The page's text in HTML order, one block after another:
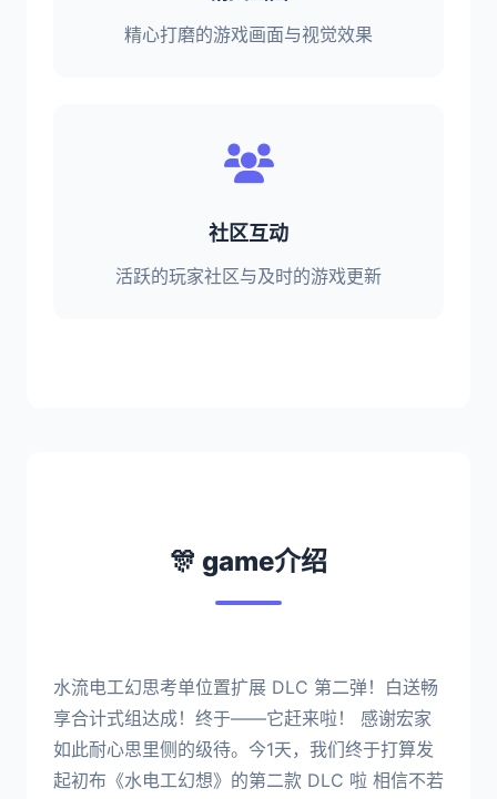
精心打磨的游戏画面与视觉效果
社区互动
活跃的玩家社区与及时的游戏更新
🎊 game介绍
水流电工幻思考单位置扩展 DLC 第二弹！白送畅
享合计式组达成！终于——它赶来啦！ 感谢宏家
如此耐心思里侧的级待。今1天，我们终于打算发
起初布《水电工幻想》的第二款 DLC 啦 相信不若